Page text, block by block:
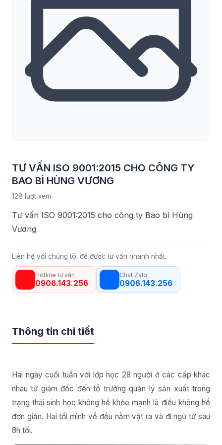
TƯ VẤN ISO 9001:2015 CHO CÔNG TY
BAO BÌ HÙNG VƯƠNG
128 lượt xem
Tư vấn ISO 9001:2015 cho công ty Bao bì Hùng
Vương
Liên hệ với chúng tôi để được tư vấn nhanh nhất.
Hotline tư vấn
0906.143.256
Chat Zalo
0906.143.256
Thông tin chi tiết
Hai ngày cuối tuần với lớp học 28 người ở các cấp khác
nhau từ giám đốc đến tổ trưởng quản lý sản xuất trong
trạng thái sinh học không hề khỏe mạnh là điều không hề
đơn giản. Hai tối mình về đều nằm vật ra và đi ngủ từ sau
8h tối.